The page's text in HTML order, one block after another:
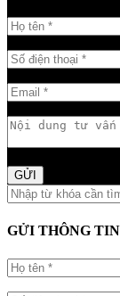
GỬI
GỬI THÔNG